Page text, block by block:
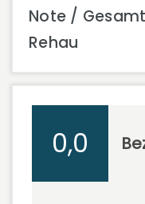
Note /
Rehau
0,0